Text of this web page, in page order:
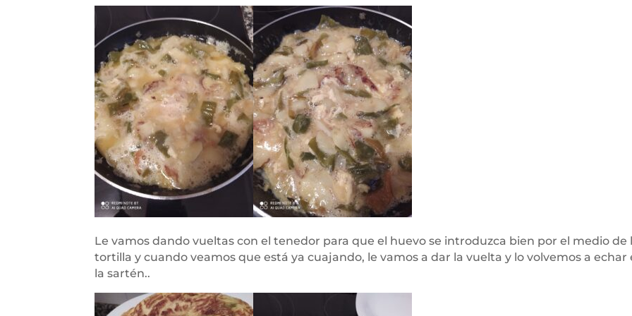
Le vamos dando vueltas con el tenedor para que el huevo se introduzca bien por el medio de
tortilla y cuando veamos que está ya cuajando, le vamos a dar la vuelta y lo volvemos a echar
la sartén..